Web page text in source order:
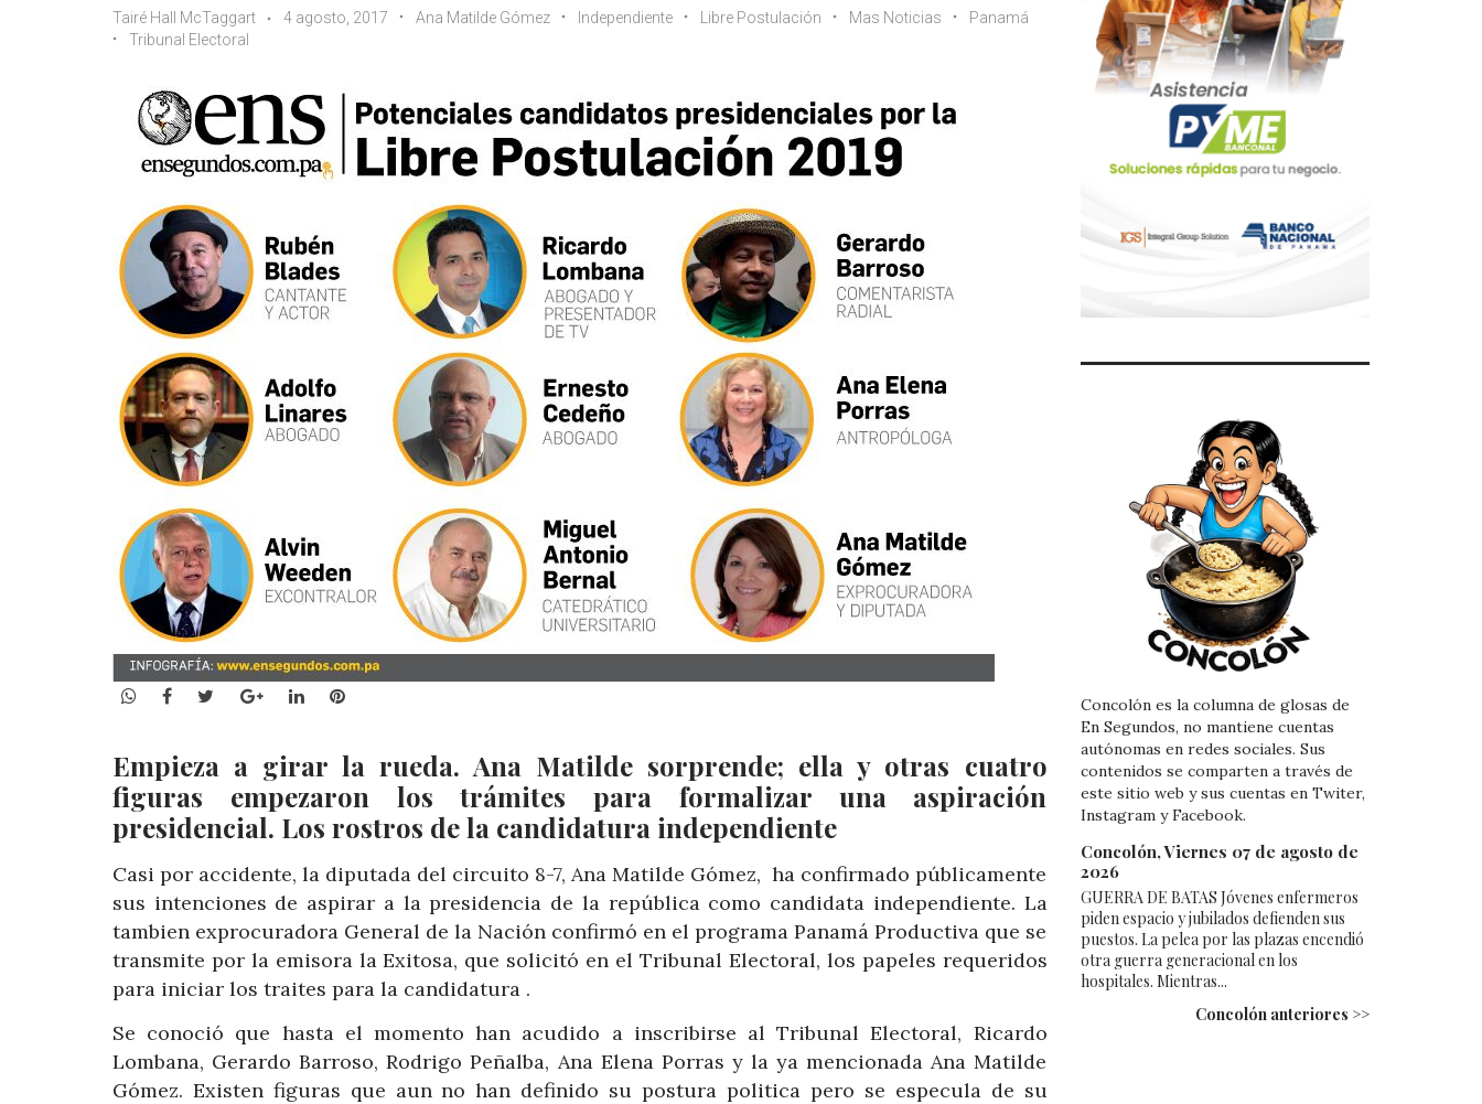
Tairé Hall McTaggart 4 agosto, 2017 Ana Matilde Gómez Independiente Libre Postulación Mas Noticias
Panamá
Tribunal Electoral
WhatsApp
Facebook
TwitterGoogle+LinkedInPinterest
Empieza a girar la rueda. Ana Matilde sorprende; ella y otras cuatro
figuras empezaron los trámites para formalizar una aspiración
presidencial. Los rostros de la candidatura independiente
Casi por accidente, la diputada del circuito 8-7, Ana Matilde Gómez, ha confirmado públicamente
sus intenciones de aspirar a la presidencia de la república como candidata independiente. La
tambien exprocuradora General de la Nación confirmó en el programa Panamá Productiva que se
transmite por la emisora la Exitosa, que solicitó en el Tribunal Electoral, los papeles requeridos
para iniciar los traites para la candidatura .
Se conoció que hasta el momento han acudido a inscribirse al Tribunal Electoral, Ricardo
Lombana, Gerardo Barroso, Rodrigo Peñalba, Ana Elena Porras y la ya mencionada Ana Matilde
Gómez. Existen figuras que aun no han definido su postura politica pero se especula de su
Concolón es la columna de glosas de
En Segundos, no mantiene cuentas
autónomas en redes sociales. Sus
contenidos se comparten a través de
este sitio web y sus cuentas en Twiter,
Instagram y Facebook.
Concolón, Viernes 07 de agosto de
2026
GUERRA DE BATAS Jóvenes enfermeros
piden espacio y jubilados defienden sus
puestos. La pelea por las plazas encendió
otra guerra generacional en los
hospitales. Mientras...
Concolón anteriores >>